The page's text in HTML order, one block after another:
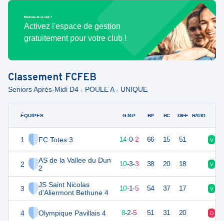
Bénévole de ce club ?
Activez l'espace de gestion
gratuitement pour votre club !
Classement FCFEB
Seniors Après-Midi D4 - POULE A - UNIQUE
ÉQUIPES
1 FC Totes 3
2
AS de la Vallee du Dun
2
3
JS Saint Nicolas
d'Aliermont Bethune 4
4 Olympique Pavillais 4
G-N-P BP BC DIFF RATIO
14-0-2 66 15 51 V
49 16 10-3-3 38 20 18 V
47 16 10-1-5 54 37 17 V
41 16 8-2-5 51 31 20 D